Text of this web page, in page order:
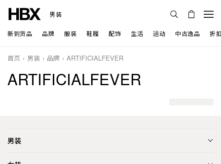
男装
新到货品 品牌 服装 鞋履 配饰 生活 运动 中古逸品 折
首页 男装 品牌 ARTIFICIALFEVER
ARTIFICIALFEVER
男装